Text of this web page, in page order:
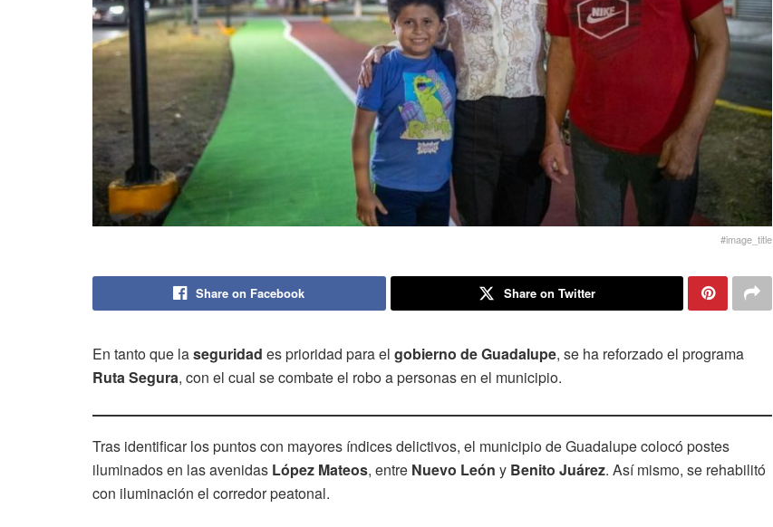
#image_title
Share on Facebook Share on Twitter
En tanto que laseguridad es prioridad para el gobierno de Guadalupe, se ha reforzado el programa
Ruta Segura, con el cual se combate el robo a personas en el municipio.
Tras identificar los puntos con mayores índices delictivos, el municipio de Guadalupe colocó postes
iluminados en las avenidas López Mateos, entre Nuevo León y Benito Juárez. Así mismo, se rehabilitó
con iluminación el corredor peatonal.